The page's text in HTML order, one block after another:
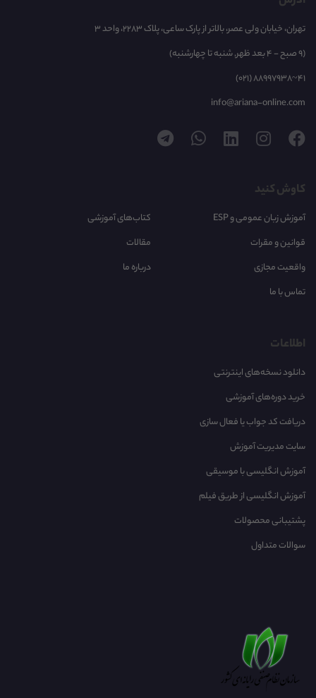
تهران، خیابان ولی عصر، بالاتر از پارک ساعی، پلاک 2283، واحد 3
(9 صبح - 4 بعد ظهر, شنبه تا چهارشنبه)
(021) 88997938~41
info@ariana-online.com
کاوش کنید
آموزش زبان عمومی و ESP
کتاب‌های آموزشی
قوانین و مقرات
مقالات
واقعیت مجازی
درباره ما
تماس با ما
اطلاعات
دانلود نسخه‌های اینترنتی
خرید دوره‌های آموزشی
دریافت کد جواب یا فعال سازی
سایت مدیریت آموزش
آموزش انگلیسی با موسیقی‌
آموزش انگلیسی از طریق فیلم
پشتیبانی محصولات
سوالات متداول